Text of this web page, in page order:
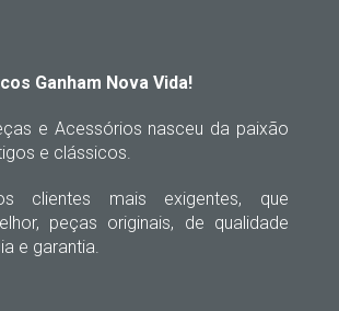
Ganham Nova Vida!
e Acessórios nasceu da paixão
e clássicos.
clientes mais exigentes, que
peças originais, de qualidade
e garantia.